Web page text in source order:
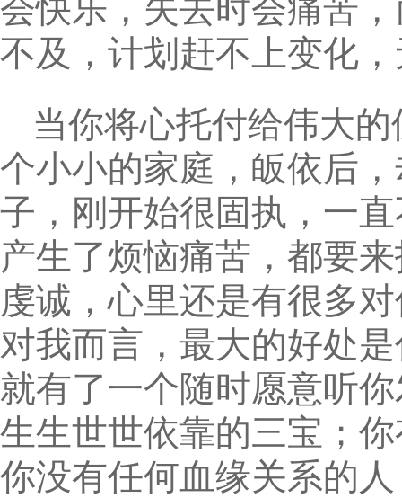
会快乐，失去时会痛苦
不及，计划赶不上变化
当你将心托付给伟大
个小小的家庭，皈依后
子，刚开始很固执，一
产生了烦恼痛苦，都要
虔诚，心里还是有很多
对我而言，最大的好处
就有了一个随时愿意听
生生世世依靠的三宝；
你没有任何血缘关系的